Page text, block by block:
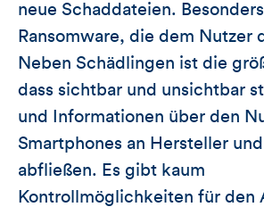
neue Schaddateien.
Ransomware, die dem Nutzer
Neben Schädlingen ist die
dass sichtbar und unsichtbar
und Informationen über den
Smartphones an Hersteller
abfließen. Es gibt kaum
Kontrollmöglichkeiten für den